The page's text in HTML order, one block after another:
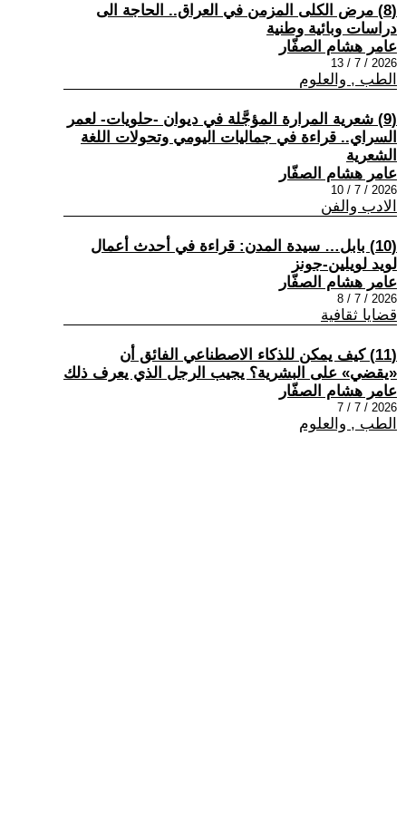
(8) مرض الكلى المزمن في العراق.. الحاجة الى
دراسات وبائية وطنية
عامر هشام الصفّار
2026 / 7 / 13
الطب , والعلوم
(9) شعرية المرارة المؤجَّلة في ديوان -حلويات- لعمر
السراي.. قراءة في جماليات اليومي وتحولات اللغة
الشعرية
عامر هشام الصفّار
2026 / 7 / 10
الادب والفن
(10) بابل… سيدة المدن: قراءة في أحدث أعمال
لويد لويلين-جونز
عامر هشام الصفّار
2026 / 7 / 8
قضايا ثقافية
(11) كيف يمكن للذكاء الاصطناعي الفائق أن
«يقضي» على البشرية؟ يجيب الرجل الذي يعرف ذلك
عامر هشام الصفّار
2026 / 7 / 7
الطب , والعلوم